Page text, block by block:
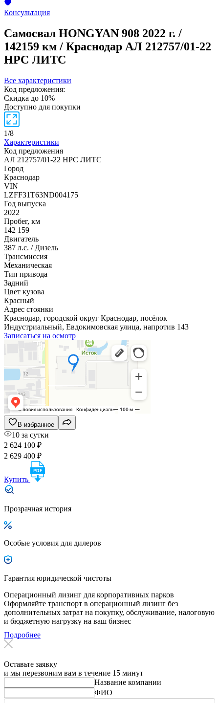
Консультация
Самосвал HONGYAN 908 2022 г. /
142159 км / Краснодар АЛ 212757/01-22
НРС ЛИТС
Все характеристики
Код предложения:
Скидка до 10%
Доступно для покупки
1/8
Характеристики
Код предложения
АЛ 212757/01-22 НРС ЛИТС
Город
Краснодар
VIN
LZFF31T63ND004175
Год выпуска
2022
Пробег, км
142 159
Двигатель
387 л.с. / Дизель
Трансмиссия
Механическая
Тип привода
Задний
Цвет кузова
Красный
Адрес стоянки
Краснодар, городской округ Краснодар, посёлок
Индустриальный, Евдокимовская улица, напротив 143
Записаться на осмотр
В избранное
10 за сутки
2 624 100 ₽
2 629 400 ₽
Купить
Прозрачная история
Особые условия для дилеров
Гарантия юридической чистоты
Операционный лизинг для корпоративных парков
Оформляйте транспорт в операционный лизинг без
дополнительных затрат на покупку, обслуживание, налоговую
и бюджетную нагрузку на ваш бизнес
Подробнее
Оставьте заявку
и мы перезвоним вам в течение 15 минут
Название компании
ФИО